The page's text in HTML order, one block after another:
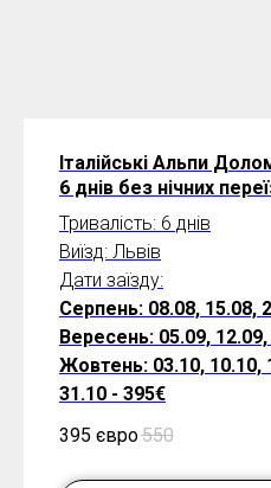
Італійські Альпи
6 днів без нічних
Тривалість: 6 днів
Виїзд: Львів
Дати заїзду:
Серпень: 08.08, 15.08,
Вересень: 05.09,
Жовтень: 03.10, 10.10,
31.10 - 395€
395 євро550